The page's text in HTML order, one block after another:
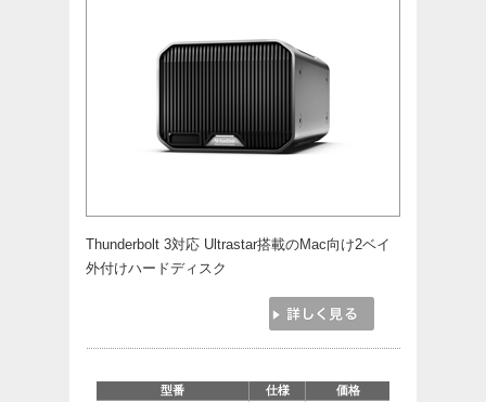
Thunderbolt 3対応 Ultrastar搭載のMac向け2ベイ
外付けハードディスク
型番 仕様 価格